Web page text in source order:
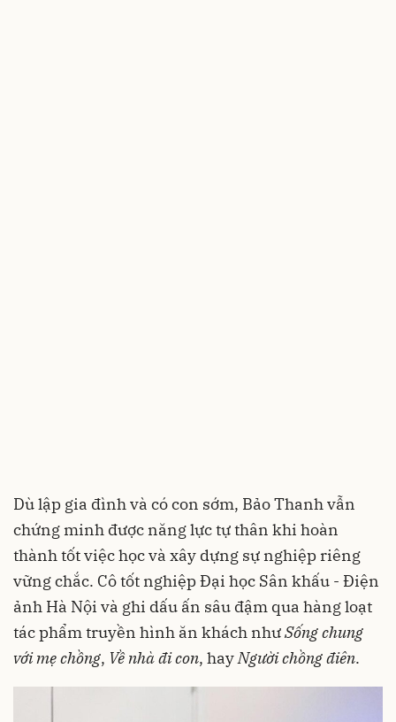
Dù lập gia đình và có con sớm, Bảo Thanh vẫn
chứng minh được năng lực tự thân khi hoàn
thành tốt việc học và xây dựng sự nghiệp riêng
vững chắc. Cô tốt nghiệp Đại học Sân khấu - Điện
ảnh Hà Nội và ghi dấu ấn sâu đậm qua hàng loạt
tác phẩm truyền hình ăn khách nhưSống chung
với mẹ chồng, Về nhà đi con, hayNgười chồng điên.